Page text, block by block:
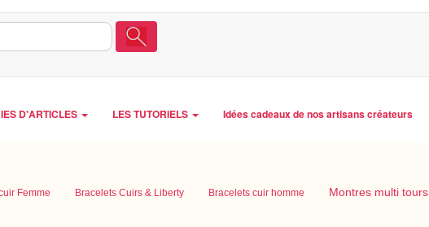
D'ARTICLES LES TUTORIELS Idées cadeaux de nos artisans créateurs
Femme Bracelets Cuirs & Liberty Bracelets cuir homme Montres multi tours